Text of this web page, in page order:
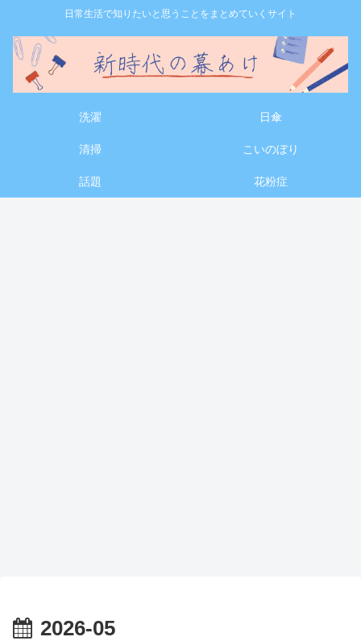
日常生活で知りたいと思うことをまとめていくサイト
洗濯 日傘
清掃 こいのぼり
話題 花粉症
2026-05